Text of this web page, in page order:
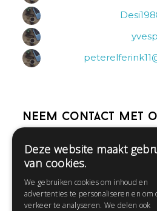
Neem contact met
Help
Contact
Huisregels
Deze website maakt
van cookies.
We gebruiken cookies om inhoud en
advertenties te personaliseren en om
verkeer te analyseren. We delen ook